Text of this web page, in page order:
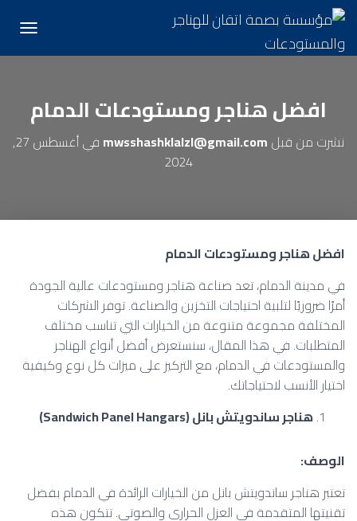
افضل هناجر ومستودعات الدمام
نشرت من قبل mwsshashklalzl@gmail.com في
أغسطس 27,
2024
افضل هناجر ومستودعات الدمام
في مدينة الدمام، تعد صناعة هناجر ومستودعات عالية الجودة
أمرًا ضروريًا لتلبية احتياجات التخزين والصناعة. توفر الشركات
المختلفة مجموعة متنوعة من الخيارات التي تناسب مختلف
المتطلبات. في هذا المقال، سنستعرض أفضل أنواع الهناجر
والمستودعات في الدمام، مع التركيز على ميزات كل نوع وكيفية
اختيار الأنسب لاحتياجاتك.
هناجر ساندويتش بانل(Sandwich Panel Hangars)
الوصف:
تعتبر هناجر ساندويتش بانل من الخيارات الرائدة في الدمام بفضل
تقنيتها المتقدمة في العزل الحراري والصوتي. تتكون هذه